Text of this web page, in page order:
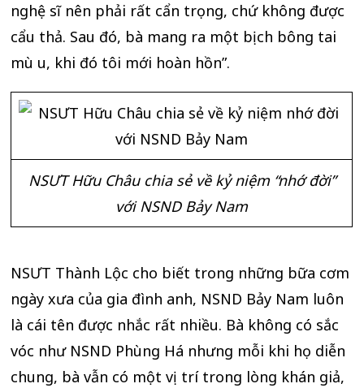
nghệ sĩ nên phải rất cẩn trọng, chứ không được
cẩu thả. Sau đó, bà mang ra một bịch bông tai
mù u, khi đó tôi mới hoàn hồn”.
NSƯT Hữu Châu chia sẻ về kỷ niệm “nhớ đời”
với NSND Bảy Nam
NSƯT Thành Lộc cho biết trong những bữa cơm
ngày xưa của gia đình anh, NSND Bảy Nam luôn
là cái tên được nhắc rất nhiều. Bà không có sắc
vóc như NSND Phùng Há nhưng mỗi khi họ diễn
chung, bà vẫn có một vị trí trong lòng khán giả,